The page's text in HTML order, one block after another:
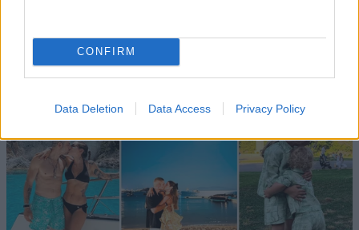
CONFIRM
Data Deletion Data Access Privacy Policy
TRENDING